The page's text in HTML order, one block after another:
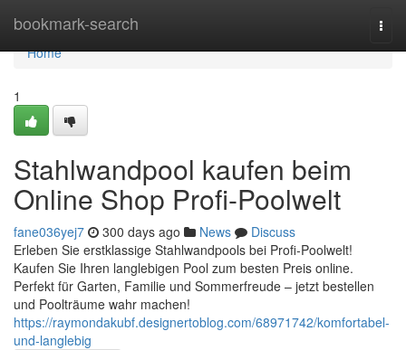
bookmark-search
Home
Home
1
Stahlwandpool kaufen beim
Online Shop Profi-Poolwelt
fane036yej7 300 days ago News
Discuss
Erleben Sie erstklassige Stahlwandpools bei Profi-Poolwelt!
Kaufen Sie Ihren langlebigen Pool zum besten Preis online.
Perfekt für Garten, Familie und Sommerfreude – jetzt bestellen
und Poolträume wahr machen!
https://raymondakubf.designertoblog.com/68971742/komfortabel-
und-langlebig